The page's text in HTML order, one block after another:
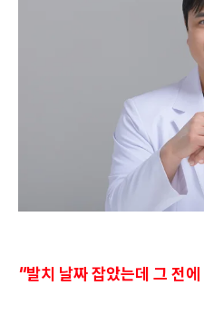
"발치 날짜 잡았는데 그 전